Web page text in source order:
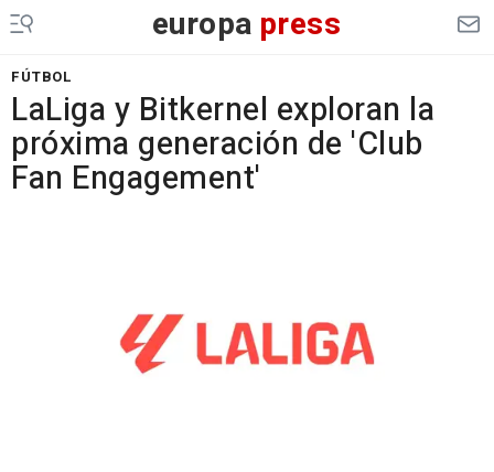
europa press
FÚTBOL
LaLiga y Bitkernel exploran la
próxima generación de 'Club
Fan Engagement'